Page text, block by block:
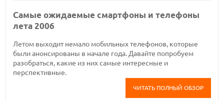
Самые ожидаемые смартфоны и телефоны
лета 2006
Летом выходит немало мобильных телефонов, которые
были анонсированы в начале года. Давайте попробуем
разобраться, какие из них самые интересные и
перспективные.
ЧИТАТЬ ПОЛНЫЙ ОБЗОР